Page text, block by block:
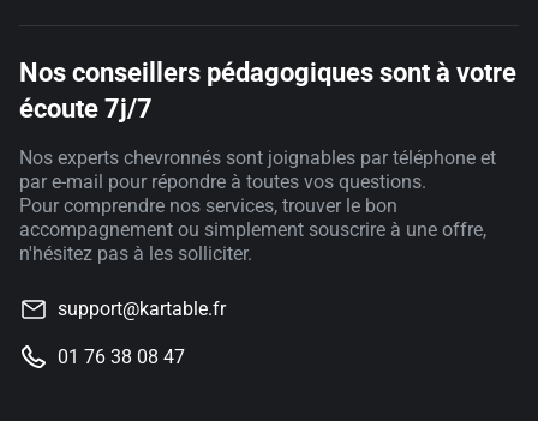
Nos conseillers pédagogiques sont à votre
écoute 7j/7
Nos experts chevronnés sont joignables par téléphone et
par e-mail pour répondre à toutes vos questions.
Pour comprendre nos services, trouver le bon
accompagnement ou simplement souscrire à une offre,
n'hésitez pas à les solliciter.
support@kartable.fr
01 76 38 08 47